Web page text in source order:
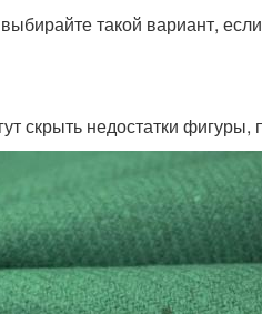
такой вариант,
скрыть недостатки фигуры,